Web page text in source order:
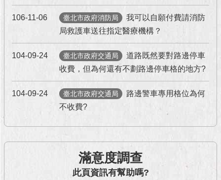
即
聞
澄
語
台
106-11-06 臺北市政府消防局
我可以自願付費請消防
局救護車送往指定醫療機構？
104-09-24 臺北市政府交通局
道路既然要對路邊停車
收費，但為何還有不劃路邊停車格的地方?
104-09-24 臺北市政府交通局
路邊警車專用格位為何
不收費?
滿意度調查
此頁資訊有幫助嗎?